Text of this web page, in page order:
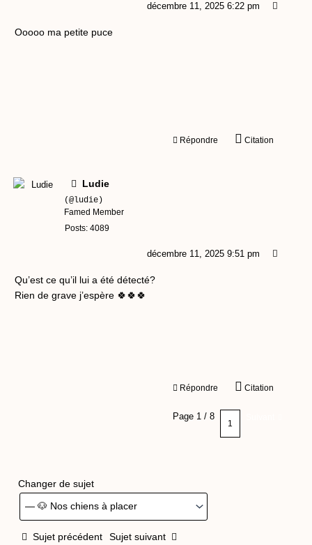
décembre 11, 2025 6:22 pm
Ooooo ma petite puce
Répondre Citation
Ludie
(@ludie)
Famed Member
Posts: 4089
décembre 11, 2025 9:51 pm
Qu’est ce qu’il lui a été détecté?
Rien de grave j’espère 🍀🍀🍀
Répondre Citation
Page 1 / 8
Changer de sujet
Sujet précédent Sujet suivant